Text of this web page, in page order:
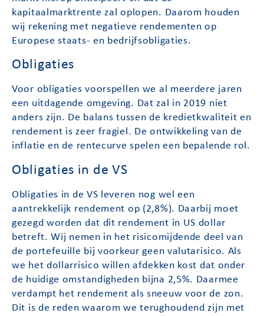
kapitaalmarktrente zal oplopen. Daarom houden
wij rekening met negatieve rendementen op
Europese staats- en bedrijfsobligaties.
Obligaties
Voor obligaties voorspellen we al meerdere jaren
een uitdagende omgeving. Dat zal in 2019 niet
anders zijn. De balans tussen de kredietkwaliteit en
rendement is zeer fragiel. De ontwikkeling van de
inflatie en de rentecurve spelen een bepalende rol.
Obligaties in de VS
Obligaties in de VS leveren nog wel een
aantrekkelijk rendement op (2,8%). Daarbij moet
gezegd worden dat dit rendement in US dollar
betreft. Wij nemen in het risicomijdende deel van
de portefeuille bij voorkeur geen valutarisico. Als
we het dollarrisico willen afdekken kost dat onder
de huidige omstandigheden bijna 2,5%. Daarmee
verdampt het rendement als sneeuw voor de zon.
Dit is de reden waarom we terughoudend zijn met